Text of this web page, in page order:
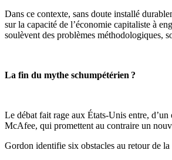
Dans ce contexte, sans doute installé
sur la capacité de l’économie capitaliste à
soulèvent des problèmes méthodologiques,
La fin du mythe schumpétérien ?
Le débat fait rage aux États-Unis entre,
McAfee, qui promettent au contraire un
Gordon identifie six obstacles au retour de la